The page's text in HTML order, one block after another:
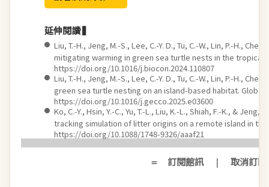
延伸閱讀 ▍
● Liu, T.-H., Jeng, M.-S., Lee, C.-Y. D., Tu, C.-W., Lin, P.-H.,
mitigating warming in green sea turtle nests in the tropical
https://doi.org/10.1016/j.biocon.2024.110807
● Liu, T.-H., Jeng, M.-S., Lee, C.-Y. D., Tu, C.-W., Lin, P.-H.,
green sea turtle nesting on an island-based habitat. Global
https://doi.org/10.1016/j.gecco.2025.e03600
● Ko, C.-Y., Hsin, Y.-C., Yu, T.-L., Liu, K.-L., Shiah, F.-K., &
tracking simulation of litter origins on a remote island in the
https://doi.org/10.1088/1748-9326/aaaf21
＝ 訂閱館訊｜ 取消訂閱